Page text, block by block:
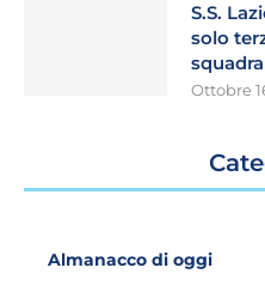
S.S.
solo
Ottobre
Almanacco di oggi